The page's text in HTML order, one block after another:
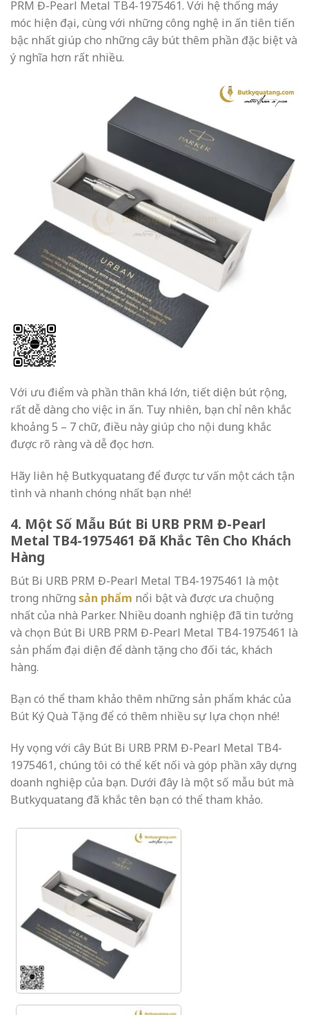
PRM Đ-Pearl Metal TB4-1975461. Với hệ thống máy
móc hiện đại, cùng với những công nghệ in ấn tiên tiến
bậc nhất giúp cho những cây bút thêm phần đặc biệt và
ý nghĩa hơn rất nhiều.
Với ưu điểm và phần thân khá lớn, tiết diện bút rộng,
rất dễ dàng cho việc in ấn. Tuy nhiên, bạn chỉ nên khắc
khoảng 5 – 7 chữ, điều này giúp cho nội dung khắc
được rõ ràng và dễ đọc hơn.
Hãy liên hệ Butkyquatang để được tư vấn một cách tận
tình và nhanh chóng nhất bạn nhé!
4. Một Số Mẫu Bút Bi URB PRM Đ-Pearl
Metal TB4-1975461 Đã Khắc Tên Cho Khách
Hàng
Bút Bi URB PRM Đ-Pearl Metal TB4-1975461 là một
trong những sản phẩm nổi bật và được ưa chuộng
nhất của nhà Parker. Nhiều doanh nghiệp đã tin tưởng
và chọn Bút Bi URB PRM Đ-Pearl Metal TB4-1975461 là
sản phẩm đại diện để dành tặng cho đối tác, khách
hàng.
Bạn có thể tham khảo thêm những sản phẩm khác của
Bút Ký Quà Tặng để có thêm nhiều sự lựa chọn nhé!
Hy vọng với cây Bút Bi URB PRM Đ-Pearl Metal TB4-
1975461, chúng tôi có thể kết nối và góp phần xây dựng
doanh nghiệp của bạn. Dưới đây là một số mẫu bút mà
Butkyquatang đã khắc tên bạn có thể tham khảo.